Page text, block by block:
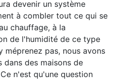
devenir un système
à combler tout ce qui se
chauffage, à la
de l'humidité de ce type
méprenez pas, nous avons
dans des maisons de
n'est qu'une question